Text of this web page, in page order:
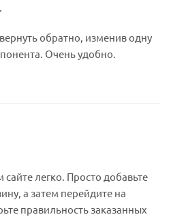
обратно, изменив одну
Очень удобно.
легко. Просто добавьте
а затем перейдите на
правильность заказанных